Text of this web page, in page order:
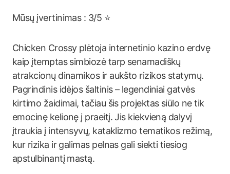
Mūsų įvertinimas : 3/5 ⭐
Chicken Crossy plėtoja internetinio kazino erdvę
kaip įtemptas simbiozė tarp senamadiškų
atrakcionų dinamikos ir aukšto rizikos statymų.
Pagrindinis idėjos šaltinis – legendiniai gatvės
kirtimo žaidimai, tačiau šis projektas siūlo ne tik
emocinę kelionę į praeitį. Jis kiekvieną dalyvį
įtraukia į intensyvų, kataklizmo tematikos režimą,
kur rizika ir galimas pelnas gali siekti tiesiog
apstulbinantį mastą.